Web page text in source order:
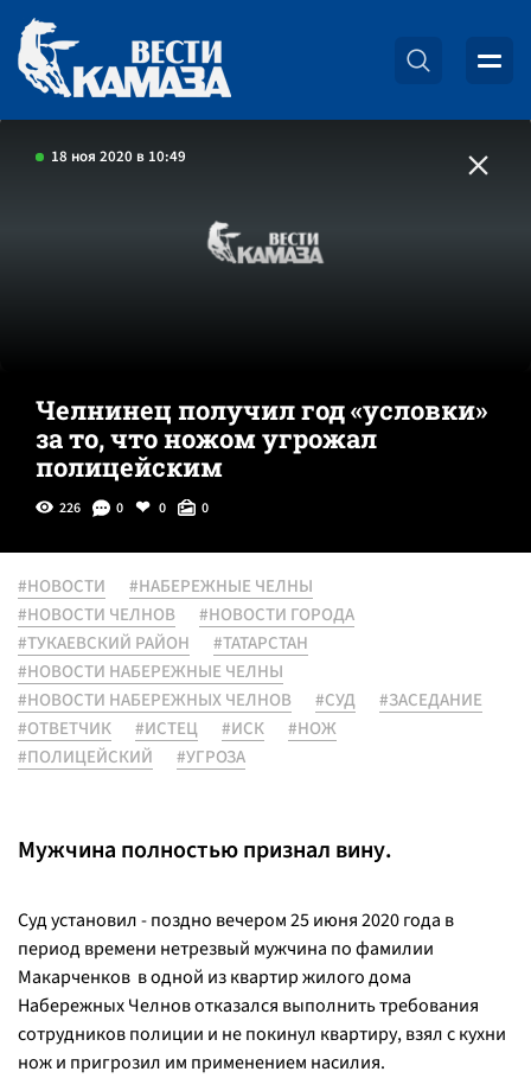
18 ноя 2020 в 10:49
Челнинец получил год «условки»
за то, что ножом угрожал
полицейским
226 0 0 0
#НОВОСТИ
#НАБЕРЕЖНЫЕ ЧЕЛНЫ
#НОВОСТИ ЧЕЛНОВ
#НОВОСТИ ГОРОДА
#ТУКАЕВСКИЙ РАЙОН
#ТАТАРСТАН
#НОВОСТИ НАБЕРЕЖНЫЕ ЧЕЛНЫ
#НОВОСТИ НАБЕРЕЖНЫХ ЧЕЛНОВ
#СУД
#ЗАСЕДАНИЕ
#ОТВЕТЧИК
#ИСТЕЦ #ИСК
#НОЖ
#ПОЛИЦЕЙСКИЙ
#УГРОЗА
Мужчина полностью признал вину.
Суд установил - поздно вечером 25 июня 2020 года в
период времени нетрезвый мужчина по фамилии
Макарченков в одной из квартир жилого дома
Набережных Челнов отказался выполнить требования
сотрудников полиции и не покинул квартиру, взял с кухни
нож и пригрозил им применением насилия.